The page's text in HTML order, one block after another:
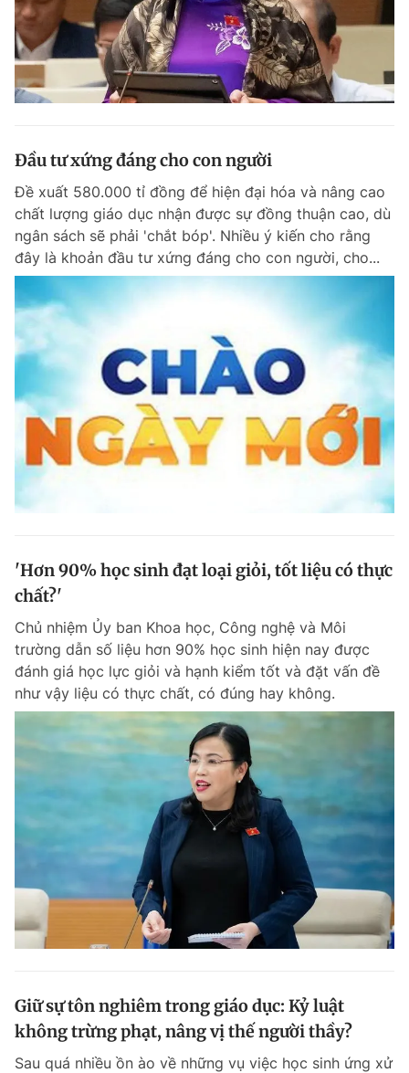
Hotline
0906 645 777
Liên hệ quảng cáo
0908 780 404
Đặt báo Quảng cáo RSS Tòa soạn Chính sách bảo
Phó tổng biên tập thường trực: Hải Thành
Phó tổng biên tập: Lâm Hiếu Dũng
Phó tổng biên tập: Trần Việt Hưng
Tổng thư ký tòa soạn: Đức Trung
Giấy phép xuất bản số 110/GP - BTTTT cấp ngày 24.3.2020
© 2003-2026 Bản quyền thuộc về Báo Thanh Niên. Cấm sao chép
dưới mọi hình thức nếu không có sự chấp thuận bằng văn bản.
Phát triển bởi ePi Technologies, JSC.
Đầu tư xứng đáng cho con người
Đề xuất 580.000 tỉ đồng để hiện đại hóa và nâng cao
chất lượng giáo dục nhận được sự đồng thuận cao, dù
ngân sách sẽ phải 'chắt bóp'. Nhiều ý kiến cho rằng
đây là khoản đầu tư xứng đáng cho con người, cho...
'Hơn 90% học sinh đạt loại giỏi, tốt liệu có thực
chất?'
Chủ nhiệm Ủy ban Khoa học, Công nghệ và Môi
trường dẫn số liệu hơn 90% học sinh hiện nay được
đánh giá học lực giỏi và hạnh kiểm tốt và đặt vấn đề
như vậy liệu có thực chất, có đúng hay không.
Giữ sự tôn nghiêm trong giáo dục: Kỷ luật
không trừng phạt, nâng vị thế người thầy?
Sau quá nhiều ồn ào về những vụ việc học sinh ứng xử